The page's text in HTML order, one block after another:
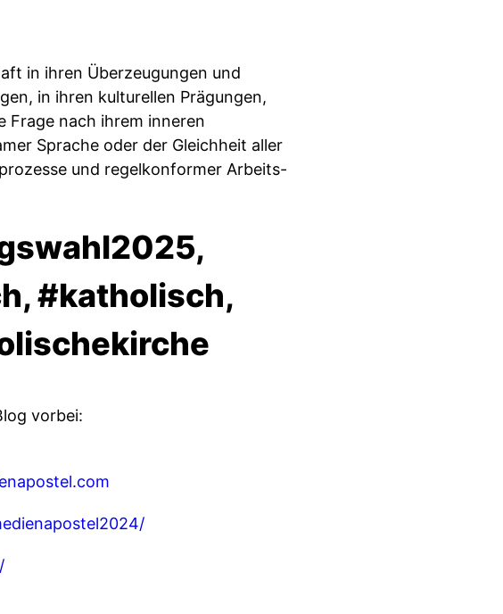
in ihren Überzeugungen und
in ihren kulturellen Prägungen,
Frage nach ihrem inneren
Sprache oder der Gleichheit aller
und regelkonformer Arbeits-
#katholisch,
vorbei: